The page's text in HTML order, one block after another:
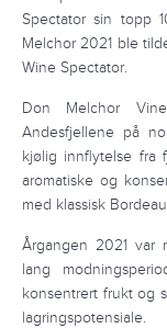
Spectator sin topp
Melchor 2021 ble
Wine Spectator.
Don Melchor
Andesfjellene på
kjølig innflytelse fra
aromatiske og
med klassisk
Årgangen 2021 var
lang
konsentrert frukt og
lagringspotensiale.